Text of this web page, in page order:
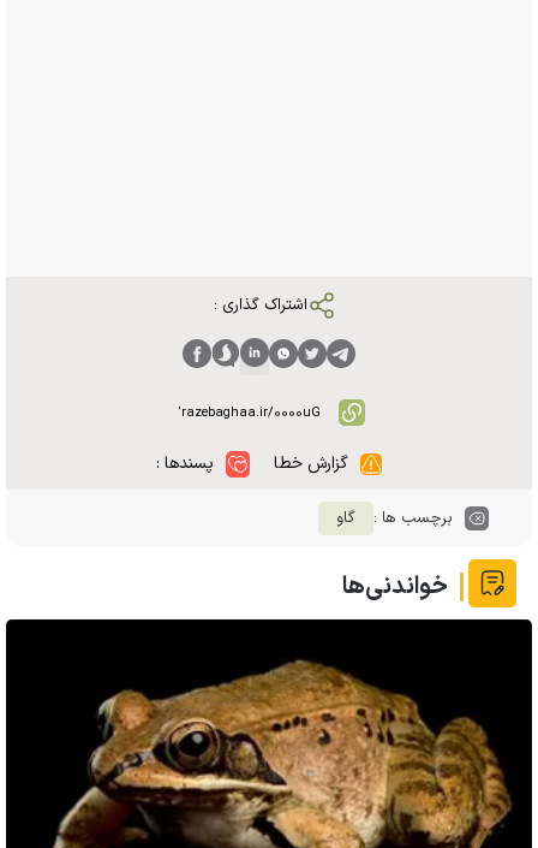
اشتراک گذاری :
گزارش خطا پسندها :
برچسب ها : گاو
خواندنی‌ها